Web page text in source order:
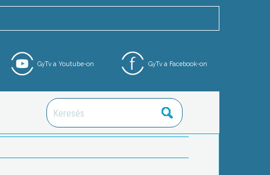
GyTv a Facebook-on
GyTv a Youtube-on